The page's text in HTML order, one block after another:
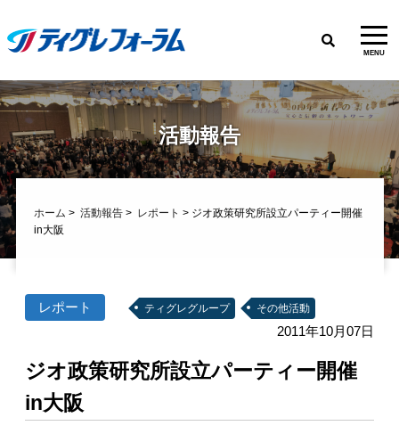
MENU
活動報告
ホーム > 活動報告> レポート > ジオ政策研究所設立パーティー開催
in大阪
レポート ティグレグループ その他活動
2011年10月07日
ジオ政策研究所設立パーティー開催
in大阪